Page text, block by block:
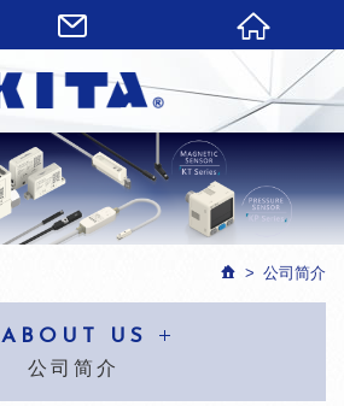
公司简介
ABOUT US
公司简介